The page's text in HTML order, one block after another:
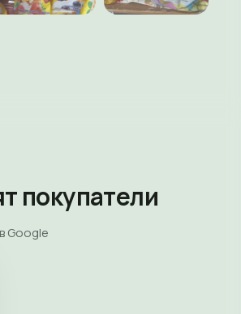
покупатели
Google